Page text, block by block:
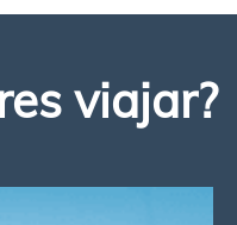
viajar?